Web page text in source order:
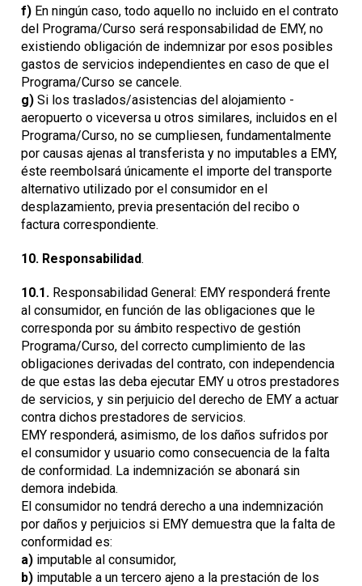
f) En ningún caso, todo aquello no incluido en el contrato
del Programa/Curso será responsabilidad de EMY, no
existiendo obligación de indemnizar por esos posibles
gastos de servicios independientes en caso de que el
Programa/Curso se cancele.
g) Si los traslados/asistencias del alojamiento -
aeropuerto o viceversa u otros similares, incluidos en el
Programa/Curso, no se cumpliesen, fundamentalmente
por causas ajenas al transferista y no imputables a EMY,
éste reembolsará únicamente el importe del transporte
alternativo utilizado por el consumidor en el
desplazamiento, previa presentación del recibo o
factura correspondiente.
10. Responsabilidad.
10.1. Responsabilidad General: EMY responderá frente
al consumidor, en función de las obligaciones que le
corresponda por su ámbito respectivo de gestión
Programa/Curso, del correcto cumplimiento de las
obligaciones derivadas del contrato, con independencia
de que estas las deba ejecutar EMY u otros prestadores
de servicios, y sin perjuicio del derecho de EMY a actuar
contra dichos prestadores de servicios.
EMY responderá, asimismo, de los daños sufridos por
el consumidor y usuario como consecuencia de la falta
de conformidad. La indemnización se abonará sin
demora indebida.
El consumidor no tendrá derecho a una indemnización
por daños y perjuicios si EMY demuestra que la falta de
conformidad es:
a) imputable al consumidor,
b) imputable a un tercero ajeno a la prestación de los